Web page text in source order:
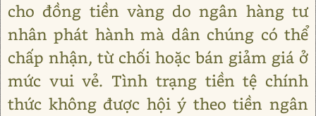
cho đồng tiền vàng do ngân hàng tư
nhân phát hành mà dân chúng có thể
chấp nhận, từ chối hoặc bán giảm giá ở
mức vui vẻ. Tình trạng tiền tệ chính
thức không được hội ý theo tiền ngân